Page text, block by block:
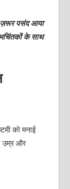
ज़रूर पसंद आया
के साथ
को मनाई
उम्र और